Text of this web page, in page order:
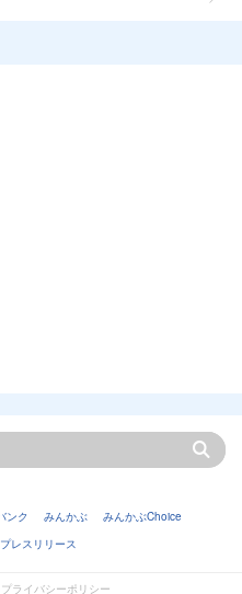
ンク みんかぶ
みんかぶChoice
プレスリリース
プライバシーポリシー